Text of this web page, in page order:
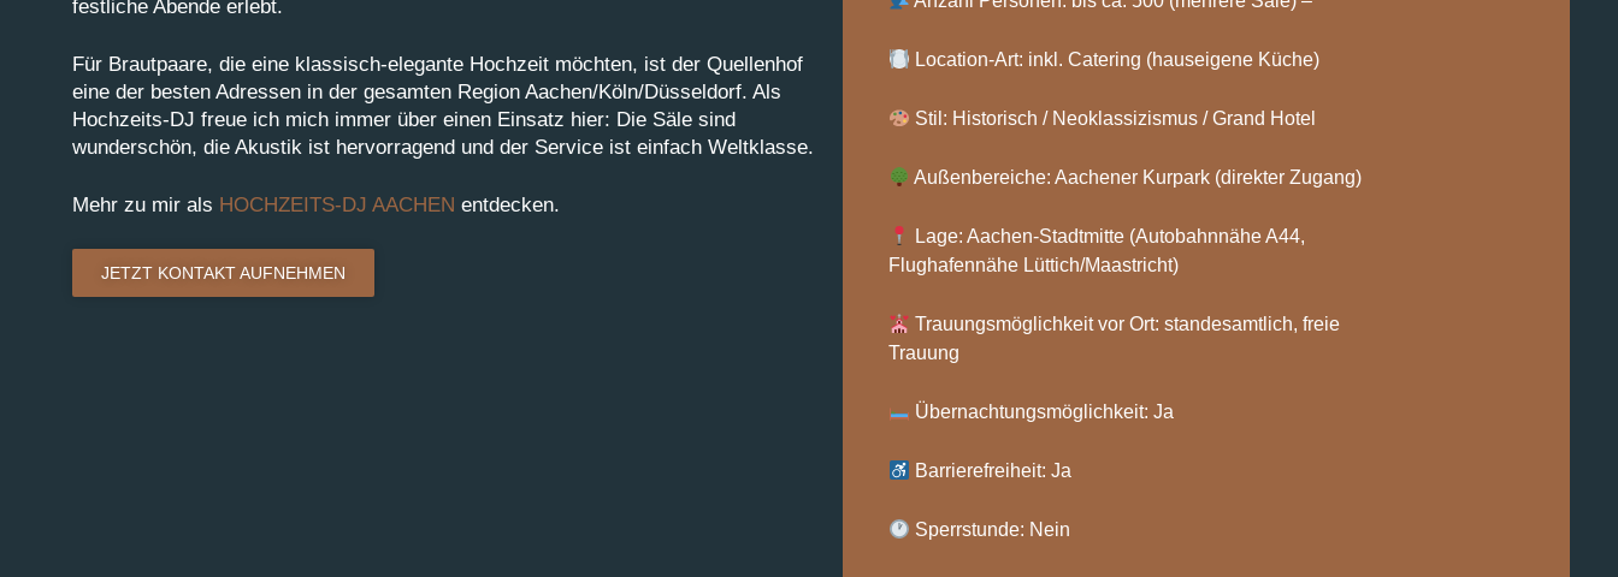
festliche Abende erlebt.
Für Brautpaare, die eine klassisch-elegante Hochzeit möchten, ist der Quellenhof
eine der besten Adressen in der gesamten Region Aachen/Köln/Düsseldorf. Als
Hochzeits-DJ freue ich mich immer über einen Einsatz hier: Die Säle sind
wunderschön, die Akustik ist hervorragend und der Service ist einfach Weltklasse.
Mehr zu mir als HOCHZEITS-DJ AACHEN entdecken.
JETZT KONTAKT AUFNEHMEN
Location-Art: inkl. Catering (hauseigene Küche)
Stil: Historisch / Neoklassizismus / Grand Hotel
Außenbereiche: Aachener Kurpark (direkter Zugang)
Lage: Aachen-Stadtmitte (Autobahnnähe A44,
Flughafennähe Lüttich/Maastricht)
Trauungsmöglichkeit vor Ort: standesamtlich, freie
Trauung
Übernachtungsmöglichkeit: Ja
Barrierefreiheit: Ja
Sperrstunde: Nein